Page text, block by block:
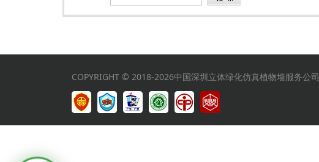
COPYRIGHT © 2018-2026中国深圳立体绿化仿真植物墙服务公司